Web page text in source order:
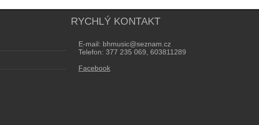
RYCHLÝ KONTAKT
E-mail: bhmusic@seznam.cz
Telefon: 377 235 069, 603811289
Facebook